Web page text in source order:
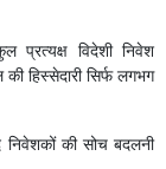
प्रत्यक्ष विदेशी निवेश
हिस्सेदारी सिर्फ लगभग
निवेशकों की सोच बदलनी